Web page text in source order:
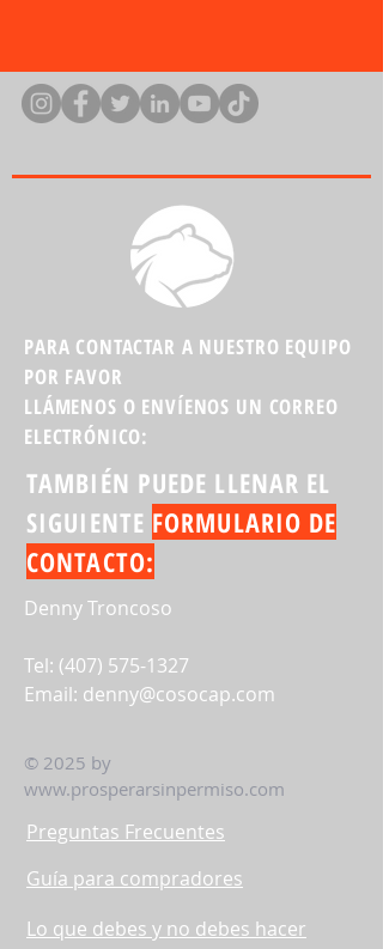
PARA CONTACTAR A NUESTRO EQUIPO
POR FAVOR
LLÁMENOS O ENVÍENOS UN CORREO
ELECTRÓNICO:
TAMBIÉN PUEDE LLENAR EL
SIGUIENTE FORMULARIO DE
CONTACTO:
Denny Troncoso
Tel: (407) 575-1327
Email: denny@cosocap.com
© 2025 by
www.prosperarsinpermiso.com
Preguntas Frecuentes
Guía para compradores
Lo que debes y no debes hacer